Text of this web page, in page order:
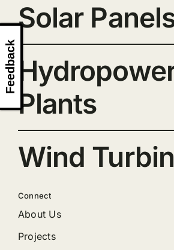
Solar
Plants
Wind
Connect
About Us
Projects
Feedback